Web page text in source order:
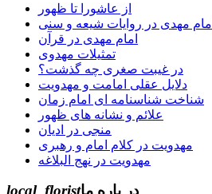
از عاشورا تا ظهور
امام مهدی در روایات شیعه و سنی
امام مهدی در قرآن
تمثیلات مهدوی
در غیبت صغری چه گذشت؟
دلایل عقلی امامت و مهدویت
شناخت شناسنامه ای امام زمان
علائم و نشانه های ظهور
منجی در ادیان
مهدویت در کلام امام و رهبری
مهدویت در نهج البلاغه